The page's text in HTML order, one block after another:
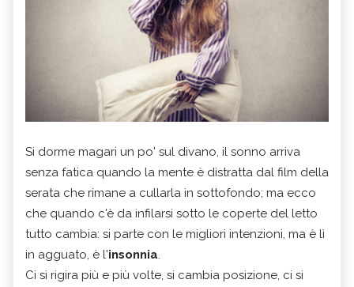
Si dorme magari un po' sul divano, il sonno arriva
senza fatica quando la mente è distratta dal film della
serata che rimane a cullarla in sottofondo; ma ecco
che quando c'è da infilarsi sotto le coperte del letto
tutto cambia: si parte con le migliori intenzioni, ma è lì
in agguato, è l'insonnia.
Ci si rigira più e più volte, si cambia posizione, ci si